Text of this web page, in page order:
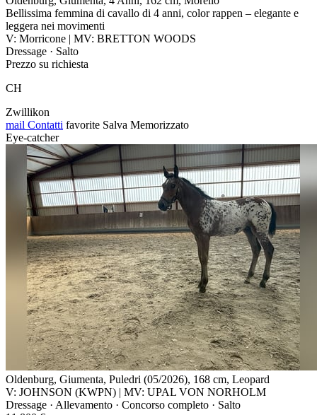
Bellissima femmina di cavallo di 4 anni, color rappen – elegante e
leggera nei movimenti
V: Morricone | MV: BRETTON WOODS
Dressage · Salto
Prezzo su richiesta
CH
Zwillikon
mail Contatti favorite Salva Memorizzato
Eye-catcher
Oldenburg, Giumenta, Puledri (05/2026), 168 cm, Leopard
V: JOHNSON (KWPN) | MV: UPAL VON NORHOLM
Dressage · Allevamento · Concorso completo · Salto